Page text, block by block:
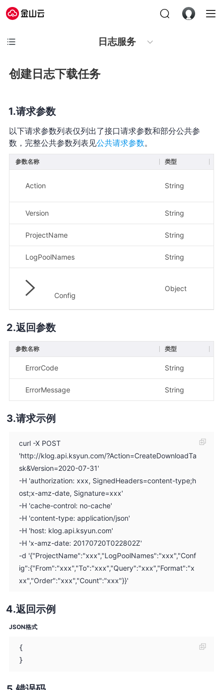
日志服务
创建日志下载任务
请求参数
以下请求参数列表仅列出了接口请求参数和部分公共参
数，完整公共参数列表见公共请求参数。
参数名称 类型
Action String
Version String
ProjectName String
LogPoolNames String
Config
Object
返回参数
参数名称 类型
ErrorCode String
ErrorMessage String
请求示例
curl -X POST
'http://klog.api.ksyun.com/?Action=CreateDownloadTa
sk&Version=2020-07-31'
-H 'authorization: xxx, SignedHeaders=content-type;h
ost;x-amz-date, Signature=xxx'
-H 'cache-control: no-cache'
-H 'content-type: application/json'
-H 'host: klog.api.ksyun.com'
-H 'x-amz-date: 20170720T022802Z'
-d '{"ProjectName":"xxx","LogPoolNames":"xxx","Conf
ig":{"From":"xxx","To":"xxx","Query":"xxx","Format":"x
xx","Order":"xxx","Count":"xxx"}}'
返回示例
JSON格式
{
}